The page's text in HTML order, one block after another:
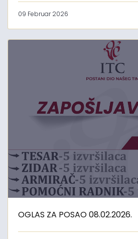
09 Februar 2026
OGLAS ZA POSAO 08.02.2026.